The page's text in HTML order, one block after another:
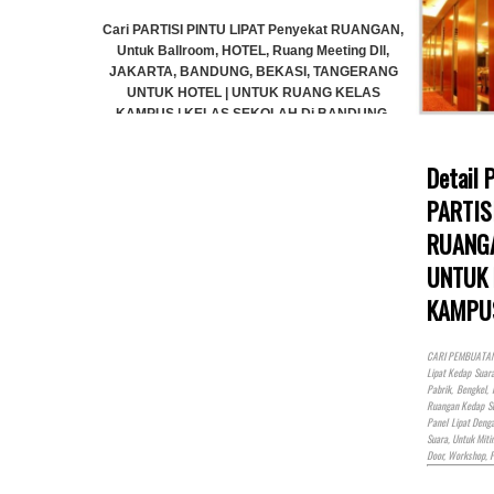
Detail
CARI
Lipat Kedap
Pabrik, Bengkel,
Ruangan Kedap
Panel Lipat
Suara, Untuk
Door, Workshop,
Cari
Untuk
UNTUK